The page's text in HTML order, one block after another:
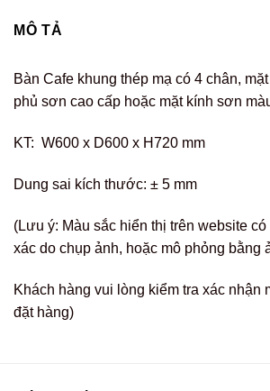
MÔ TẢ
Bàn Cafe khung thép mạ có 4 chân,
phủ sơn cao cấp hoặc mặt kính sơn
KT: W600 x D600 x H720 mm
Dung sai kích thước: ± 5 mm
(Lưu ý: Màu sắc hiển thị trên website
xác do chụp ảnh, hoặc mô phỏng bằng
Khách hàng vui lòng kiểm tra xác nhận
đặt hàng)